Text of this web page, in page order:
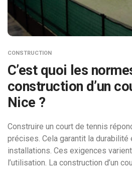
CONSTRUCTION
C’est quoi les
construction d’un
Nice ?
Construire un court de tennis
précises. Cela garantit la durabilité
installations. Ces exigences
l’utilisation. La construction d’un